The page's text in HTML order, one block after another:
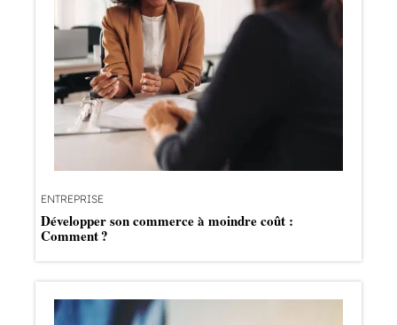
ENTREPRISE
Développer son commerce à moindre coût :
Comment ?